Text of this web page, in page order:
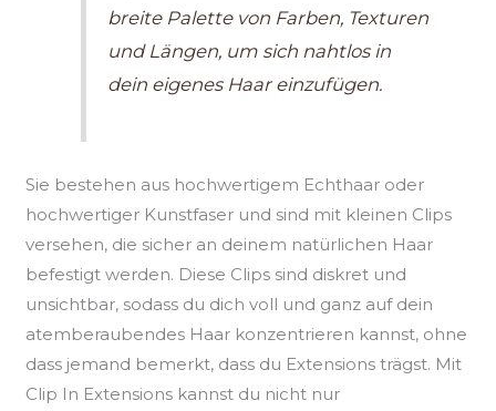
breite Palette von Farben, Texturen
und Längen, um sich nahtlos in
dein eigenes Haar einzufügen.
Sie bestehen aus hochwertigem Echthaar oder
hochwertiger Kunstfaser und sind mit kleinen Clips
versehen, die sicher an deinem natürlichen Haar
befestigt werden. Diese Clips sind diskret und
unsichtbar, sodass du dich voll und ganz auf dein
atemberaubendes Haar konzentrieren kannst, ohne
dass jemand bemerkt, dass du Extensions trägst. Mit
Clip In Extensions kannst du nicht nur